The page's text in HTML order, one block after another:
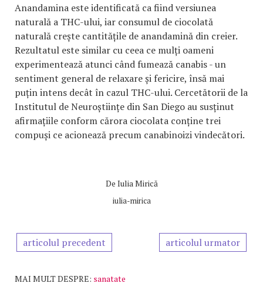
Anandamina este identificată ca fiind versiunea
naturală a THC-ului, iar consumul de ciocolată
naturală crește cantitățile de anandamină din creier.
Rezultatul este similar cu ceea ce mulți oameni
experimentează atunci când fumează canabis - un
sentiment general de relaxare și fericire, însă mai
puțin intens decât în cazul THC-ului. Cercetătorii de la
Institutul de Neuroștiințe din San Diego au susținut
afirmațiile conform cărora ciocolata conține trei
compuși ce acionează precum canabinoizi vindecători.
De Iulia Mirică
iulia-mirica
articolul precedent articolul urmator
MAI MULT DESPRE: sanatate